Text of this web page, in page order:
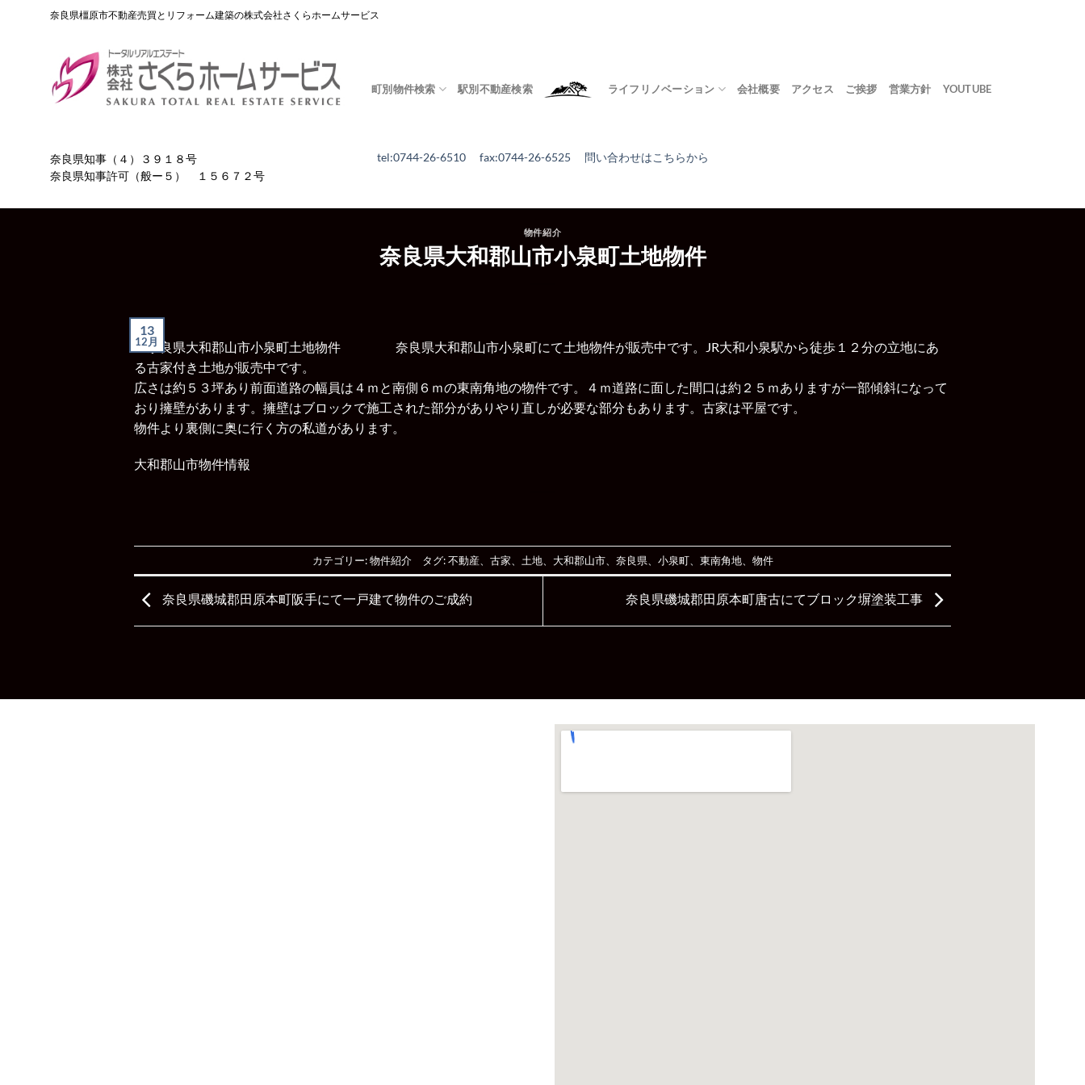
奈良県橿原市不動産売買とリフォーム建築の株式会社さくらホームサービス
町別物件検索 駅別不動産検索 ライフリノベーション 会社概要 アクセス ご挨拶 営業方針 YOUTUBE
tel:0744-26-6510 fax:0744-26-6525 問い合わせはこちらから
奈良県知事（４）３９１８号
奈良県知事許可（般ー５） １５６７２号
物件紹介
奈良県大和郡山市小泉町土地物件
13
12月 奈良県大和郡山市小泉町にて土地物件が販売中です。
JR大和小泉駅から徒歩１２分の立地にあ
る古家付き土地が販売中です。
広さは約５３坪あり前面道路の幅員は４ｍと南側６ｍの東南角地の物件です。４ｍ道路に面した間口は約２５ｍありますが一部傾斜になって
おり擁壁があります。擁壁はブロックで施工された部分がありやり直しが必要な部分もあります。古家は平屋です。
物件より裏側に奥に行く方の私道があります。
大和郡山市物件情報
カテゴリー:物件紹介タグ:不動産、 古家 土地、 大和郡山市、 奈良県、 小泉町、 東南角地、 物件
奈良県磯城郡田原本町阪手にて一戸建て物件のご成約 奈良県磯城郡田原本町唐古にてブロック塀塗装工事